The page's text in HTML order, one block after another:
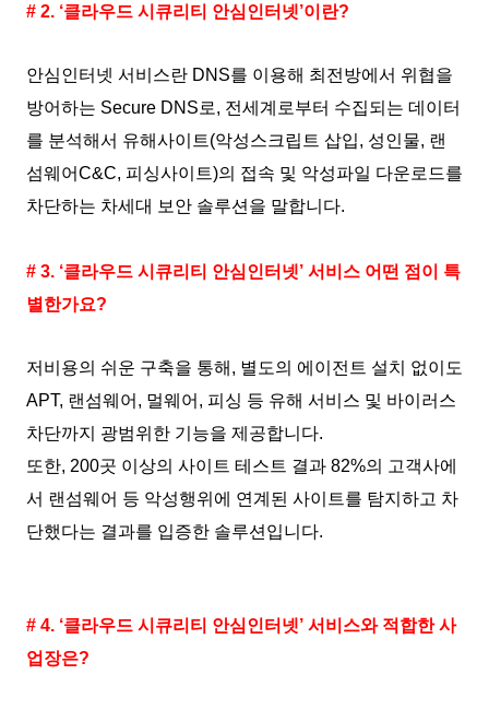
# 2. ‘클라우드 시큐리티 안심인터넷’이란?
안심인터넷 서비스란 DNS를 이용해 최전방에서 위협을
방어하는 Secure DNS로, 전세계로부터 수집되는 데이터
를 분석해서 유해사이트(악성스크립트 삽입, 성인물, 랜
섬웨어C&C, 피싱사이트)의 접속 및 악성파일 다운로드를
차단하는 차세대 보안 솔루션을 말합니다.
# 3. ‘클라우드 시큐리티 안심인터넷’ 서비스 어떤 점이 특
별한가요?
저비용의 쉬운 구축을 통해, 별도의 에이전트 설치 없이도
APT, 랜섬웨어, 멀웨어, 피싱 등 유해 서비스 및 바이러스
차단까지 광범위한 기능을 제공합니다.
또한, 200곳 이상의 사이트 테스트 결과 82%의 고객사에
서 랜섬웨어 등 악성행위에 연계된 사이트를 탐지하고 차
단했다는 결과를 입증한 솔루션입니다.
# 4. ‘클라우드 시큐리티 안심인터넷’ 서비스와 적합한 사
업장은?